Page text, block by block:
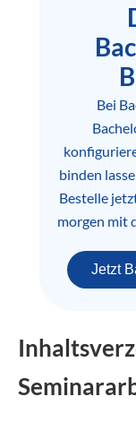
Bei
binden
Bestelle
morgen mit
Jetzt